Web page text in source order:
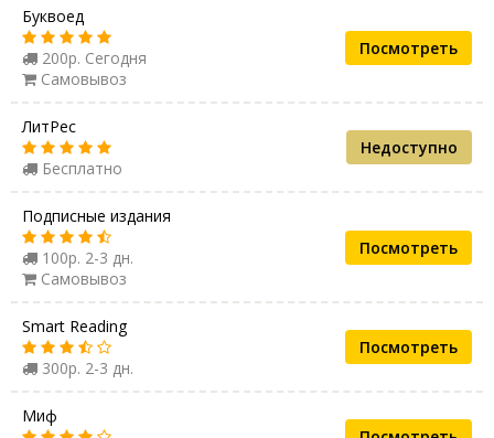
Буквоед
200р. Сегодня
Самовывоз
Посмотреть
ЛитРес
Бесплатно
Недоступно
Подписные издания
100р. 2-3 дн.
Самовывоз
Посмотреть
Smart Reading
300р. 2-3 дн.
Посмотреть
Миф